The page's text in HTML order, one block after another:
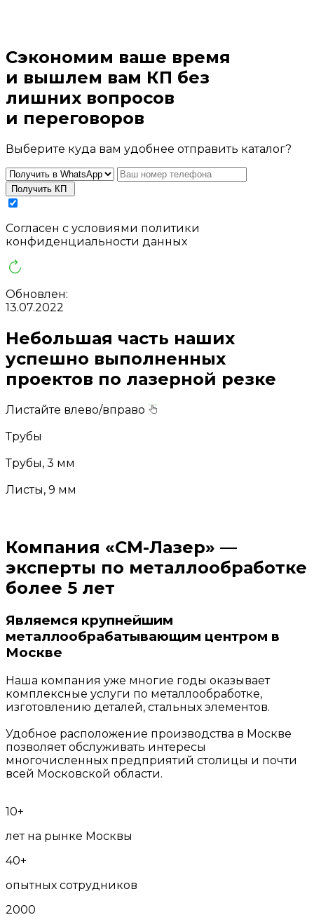
Сэкономим ваше время
и вышлем вам КП без
лишних вопросов
и переговоров
Выберите куда вам удобнее отправить каталог?
Получить КП
Cогласен с условиями политики
конфиденциальности данных
Обновлен:
13.07.2022
Небольшая часть наших
успешно выполненных
проектов по лазерной резке
Листайте влево/вправо
Трубы
Трубы, 3 мм
Листы, 9 мм
Компания «СМ-Лазер» —
эксперты по металлообработке
более 5 лет
Являемся крупнейшим
металлообрабатывающим центром в
Москве
Наша компания уже многие годы оказывает
комплексные услуги по металлообработке,
изготовлению деталей, стальных элементов.
Удобное расположение производства в Москве
позволяет обслуживать интересы
многочисленных предприятий столицы и почти
всей Московской области.
10+
лет на рынке Москвы
40+
опытных сотрудников
2000